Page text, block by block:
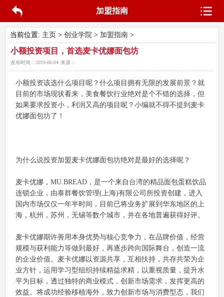
加盟指南
当前位置: 主页 > 创业学院> 加盟指南>
小额投资项目，首选麦卡优娜面包坊
发布时间： 2019-06-04 来源：
小额投资该选什么项目呢？什么项目拥有无限的发展前景？就
目前的市场现状看来，美食餐饮行业绝对是个不错的选择，但
如果要求投资小，利润又高的项目呢？小编就不得不提到麦卡
优娜面包坊了！
为什么说投资加盟麦卡优娜面包坊绝对是最好的选择呢？
麦卡优娜，MU.BREAD，是一个来自台湾的精品面包蛋糕饮品
连锁企业，由泰群餐饮管理(上海)有限公司所投资创建，进入
国内市场仅仅一年半时间，目前已将业务扩展到华东地区的上
海，杭州，苏州，无锡等数个城市，并在各地普遍获得好评。
麦卡优娜期许善用本身优势与核心竞争力，在品牌价值，经营
规模与获利能力等做到最好，再逐步跨向国际舞台，创造一流
的企业价值。麦卡优娜以资源共享，互相扶持，共存共荣为企
业方针，运用学习型组织持续精益求精，以重视质量，提升水
平为目标，透过独特的商业模式，创新市场需求，发挥更高的
效益。将成功经验移植海外，致力创新市场与消费型态，我们